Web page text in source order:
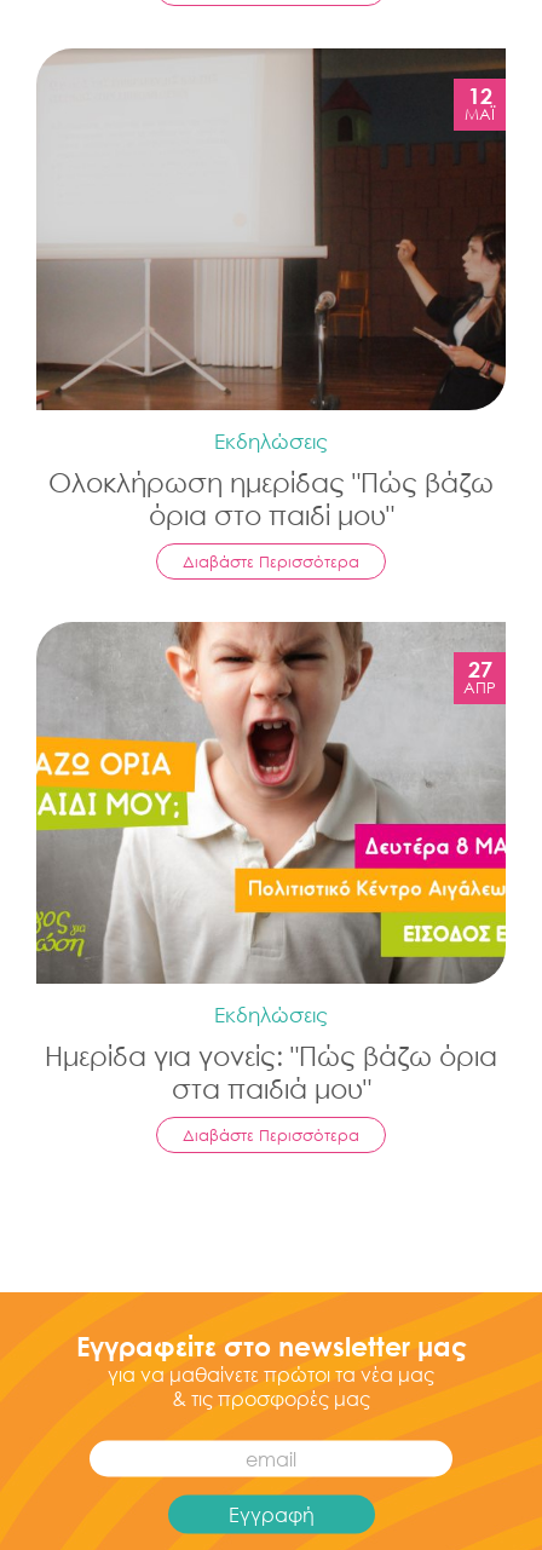
12
ΜΆΙ
Εκδηλώσεις
Ολοκλήρωση ημερίδας "Πώς βάζω
όρια στο παιδί μου"
Διαβάστε Περισσότερα
27
ΑΠΡ
Εκδηλώσεις
Ημερίδα για γονείς: "Πώς βάζω όρια
στα παιδιά μου"
Διαβάστε Περισσότερα
Εγγραφείτε στο newsletter μας
για να μαθαίνετε πρώτοι τα νέα μας
& τις προσφορές μας